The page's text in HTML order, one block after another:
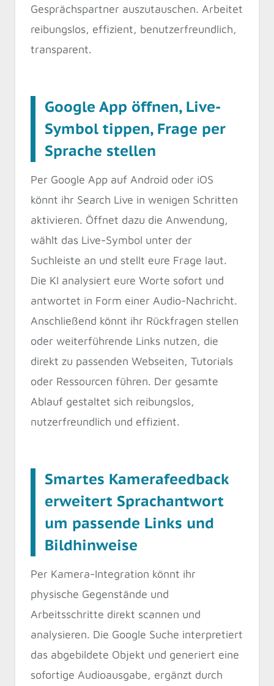
Gesprächspartner auszutauschen. Arbeitet
reibungslos, effizient, benutzerfreundlich,
transparent.
Google App öffnen, Live-
Symbol tippen, Frage per
Sprache stellen
Per Google App auf Android oder iOS
könnt ihr Search Live in wenigen Schritten
aktivieren. Öffnet dazu die Anwendung,
wählt das Live-Symbol unter der
Suchleiste an und stellt eure Frage laut.
Die KI analysiert eure Worte sofort und
antwortet in Form einer Audio-Nachricht.
Anschließend könnt ihr Rückfragen stellen
oder weiterführende Links nutzen, die
direkt zu passenden Webseiten, Tutorials
oder Ressourcen führen. Der gesamte
Ablauf gestaltet sich reibungslos,
nutzerfreundlich und effizient.
Smartes Kamerafeedback
erweitert Sprachantwort
um passende Links und
Bildhinweise
Per Kamera-Integration könnt ihr
physische Gegenstände und
Arbeitsschritte direkt scannen und
analysieren. Die Google Suche interpretiert
das abgebildete Objekt und generiert eine
sofortige Audioausgabe, ergänzt durch